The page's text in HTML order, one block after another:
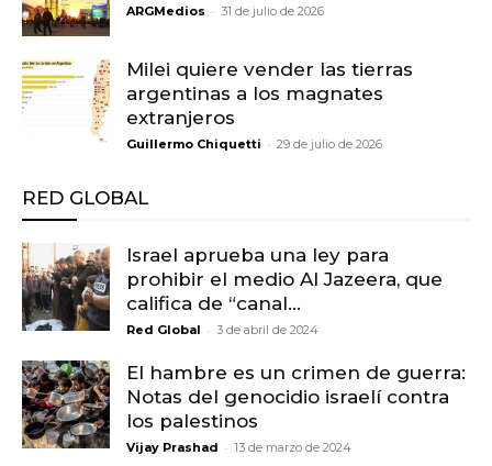
ARGMedios - 31 de julio de 2026
Milei quiere vender las tierras
argentinas a los magnates
extranjeros
Guillermo Chiquetti - 29 de julio de 2026
RED GLOBAL
Israel aprueba una ley para
prohibir el medio Al Jazeera, que
califica de “canal...
Red Global - 3 de abril de 2024
El hambre es un crimen de guerra:
Notas del genocidio israelí contra
los palestinos
Vijay Prashad - 13 de marzo de 2024